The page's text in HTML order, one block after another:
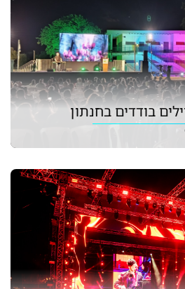
בודדים בחנתון